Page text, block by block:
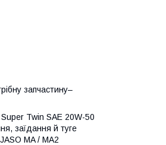
запчастину–
Twin SAE 20W-50
заїдання й туге
MA / MA2